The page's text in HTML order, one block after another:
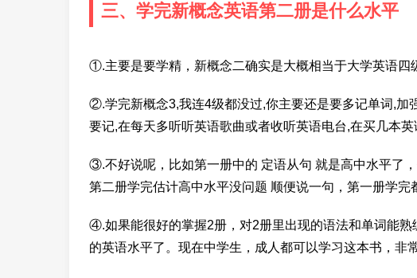
三、学完新概念英语第二册是什么水平
①.主要是要学精，新概念二确实是大概相当于大学英语四
②.学完新概念3,我连4级都没过,你主要还是要多记单词,加
要记,在每天多听听英语歌曲或者收听英语电台,在买几本英
③.不好说呢，比如第一册中的 定语从句 就是高中水平了
第二册学完估计高中水平没问题 顺便说一句，第一册学完
④.如果能很好的掌握2册，对2册里出现的语法和单词能
的英语水平了。现在中学生，成人都可以学习这本书，非